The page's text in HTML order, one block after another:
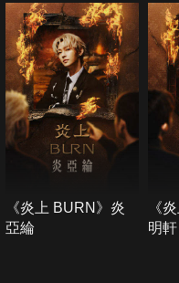
《炎上 BURN》炎
亞綸
《
明軒